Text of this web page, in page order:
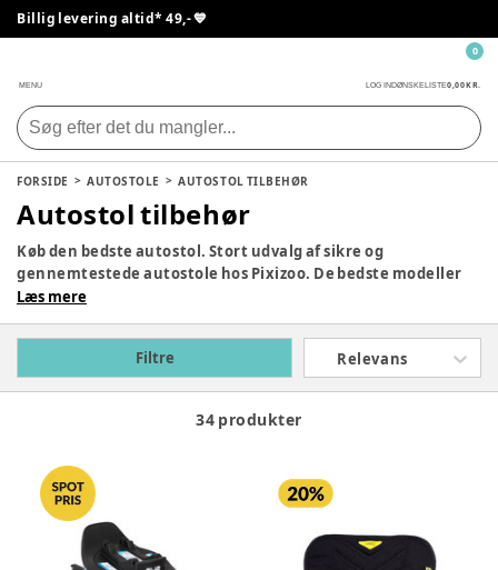
Billig levering altid* 49,- 💙
MENU LOG INDØNSKELISTE0,00 KR.
0
FORSIDE AUTOSTOLE AUTOSTOL TILBEHØR
Autostol tilbehør
Køb den bedste autostol. Stort udvalg af sikre og
gennemtestede autostole hos Pixizoo. De bedste modeller
fraLionelo
hjælper meget gerne med rådgivning, hvis du har brug for
Læs mere
Filtre Relevans
34 produkter